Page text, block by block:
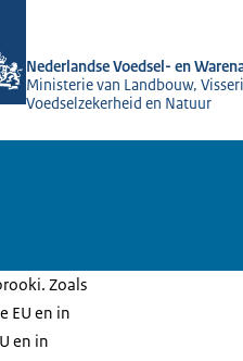
Nederlandse Voedsel- en
Ministerie van Landbouw,
Voedselzekerheid en Natuur
Zoals
EU en in
en in